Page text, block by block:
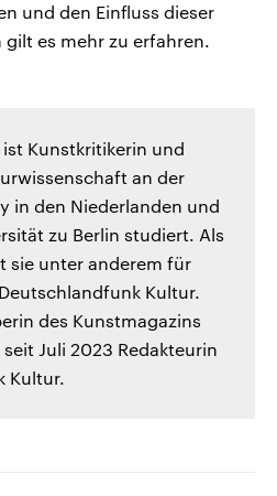
und den Einfluss dieser
es mehr zu erfahren.
Kunstkritikerin und
an der
in den Niederlanden und
zu Berlin studiert. Als
sie unter anderem für
Kultur.
des Kunstmagazins
Juli 2023 Redakteurin
Kultur.